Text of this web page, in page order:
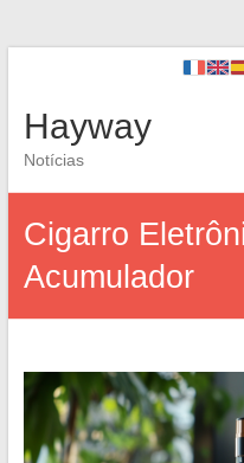
Hayway
Notícias
Cigarro
Acumulador